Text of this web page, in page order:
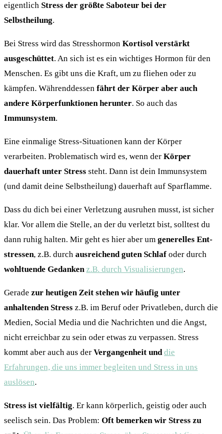
eigentlich Stress der größte Saboteur bei der
Selbstheilung.
Bei Stress wird das Stresshormon Kortisol verstärkt
ausgeschüttet. An sich ist es ein wichtiges Hormon für den
Menschen. Es gibt uns die Kraft, um zu fliehen oder zu
kämpfen. Währenddessen fährt der Körper aber auch
andere Körperfunktionen herunter. So auch das
Immunsystem.
Eine einmalige Stress-Situationen kann der Körper
verarbeiten. Problematisch wird es, wenn der Körper
dauerhaft unter Stress steht. Dann ist dein Immunsystem
(und damit deine Selbstheilung) dauerhaft auf Sparflamme.
Dass du dich bei einer Verletzung ausruhen musst, ist sicher
klar. Vor allem die Stelle, an der du verletzt bist, solltest du
dann ruhig halten. Mir geht es hier aber um generelles Ent-
stressen, z.B. durch ausreichend guten Schlaf oder durch
wohltuende Gedankenz.B. durch Visualisierungen.
Gerade zur heutigen Zeit stehen wir häufig unter
anhaltenden Stress z.B. im Beruf oder Privatleben, durch die
Medien, Social Media und die Nachrichten und die Angst,
nicht erreichbar zu sein oder etwas zu verpassen. Stress
kommt aber auch aus der Vergangenheit unddie
Erfahrungen, die uns immer begleiten und Stress in uns
auslösen.
Stress ist vielfältig. Er kann körperlich, geistig oder auch
seelisch sein. Das Problem: Oft bemerken wir Stress zu